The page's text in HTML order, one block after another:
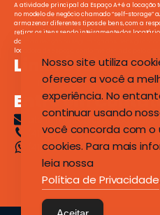
A atividade principal da Espaço A+ é a
no modelo de negócio chamado “self-storage”
armazenar diferentes tipos de bens, com a
retirar os itens sendo inteiramente dos
da manutenção ou segurança dos itens
locadora de espaço, conforme definido pelo
Links Úteis
Início Sobre Nós
Entre em
(41) 3079-1112
(41) 9 8901-2400
Nosso site utiliza
oferecer a você a
experiência. No
continuar usando
você concorda com o
cookies. Para mais
leia nossa
Política de Privacidade.